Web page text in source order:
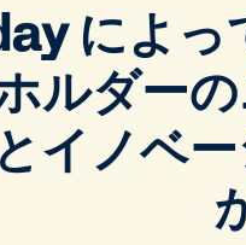
によ
ルダー
イノベ